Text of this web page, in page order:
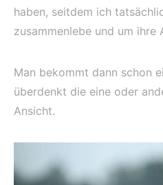
haben, seitdem ich
zusammenlebe und um
Man bekommt dann schon
überdenkt die eine oder
Ansicht.